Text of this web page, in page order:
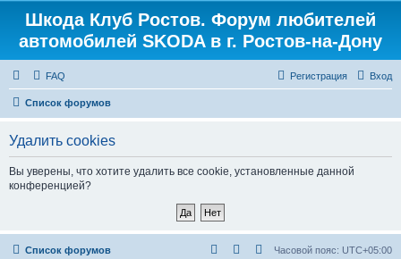
Регистрация
Шкода Клуб Ростов. Форум любителей
автомобилей SKODA в г. Ростов-на-Дону
FAQ Вход
Регистрация
Список форумов
Удалить cookies
Вы уверены, что хотите удалить все cookie, установленные данной
конференцией?
Список форумов Часовой пояс: UTC+05:00